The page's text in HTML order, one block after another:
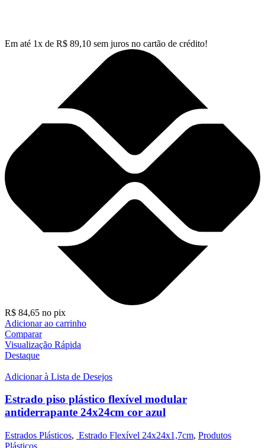
Em até 1x de R$ 89,10 sem juros no cartão de crédito!
R$ 84,65 no pix
Adicionar ao carrinho
Comparar
Visualização Rápida
Destaque
Adicionar à Lista de Desejos
Estrado piso plástico flexível modular
antiderrapante 24x24cm cor azul
Estrados Plásticos, Estrado Flexível 24x24x1,7cm, Produtos
Plásticos